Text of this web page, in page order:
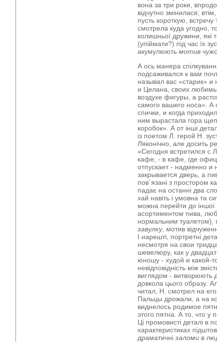
вона за три роки,
відчутно змінилася;
пусть короткую,
смотрела куда угодно,
колишньої дружини, які
(упіймати?) під час їх
акумулюють мотив
А ось манера
подсаживался к вам
называл вас «старик» и
и Целана, своих
воздухе фигуры, а
самого вашего носа». А
спички, и когда
ним вырастала гора
коробок». А от інші
із поетом Л. герой Н.
Ляконічно, але досить
«Сегодня встретился
кафе, - в кафе, где
отпускает - надменно и
закрывается дверь, а
пов´язані з простором
падає на останні два
хай навіть і умовна та
можна перейти до іншої
асортиментом пива,
нормальним туалетом),
завулку, мотив
І нарешті, портретні
несмотря на свои
шевелюру, как у
юношу - худой и какой-
невідповідність між
виглядом - витворюють
довкола цього образу.
читал, Н. смотрел на
Пальцы дрожали, а на
виднелось родимое
этого пятна. А то, что у
Ці промовисті деталі в
характеристиках
драматичні заломи в